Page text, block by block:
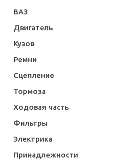
ВАЗ
Двигатель
Кузов
Ремни
Сцепление
Тормоза
Ходовая часть
Фильтры
Электрика
Принадлежности